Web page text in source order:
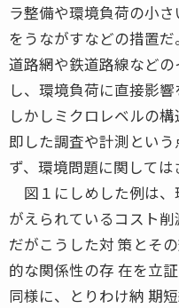
ラ整備や環境負荷の小
をうながすなどの措置だ。
道路網や鉄道路線など
し、環境負荷に直接影響
しかしミクロレベルの
即した調査や計測とい
ず、環境問題に関しては
図１にしめした例は、
がえられているコスト削
だがこうした対 策とそ
的な関係性の存 在を立
同様に、とりわけ納 期